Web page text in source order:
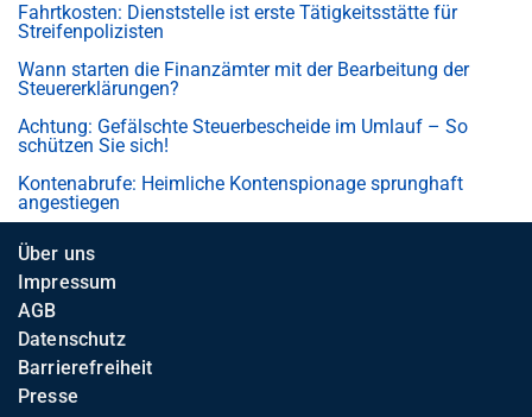
Fahrtkosten: Dienststelle ist erste Tätigkeitsstätte für
Streifenpolizisten
Wann starten die Finanzämter mit der Bearbeitung der
Steuererklärungen?
Achtung: Gefälschte Steuerbescheide im Umlauf – So
schützen Sie sich!
Kontenabrufe: Heimliche Kontenspionage sprunghaft
angestiegen
Über uns
Impressum
AGB
Datenschutz
Barrierefreiheit
Presse